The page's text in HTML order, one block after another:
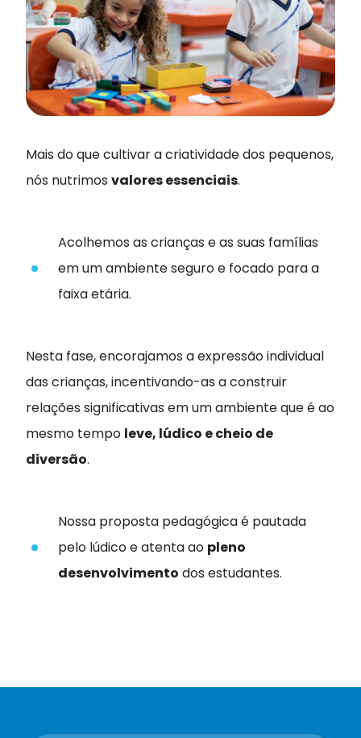
Mais do que cultivar a criatividade dos pequenos,
nós nutrimos valores essenciais.
Acolhemos as crianças e as suas famílias
em um ambiente seguro e focado para a
faixa etária.
Nesta fase, encorajamos a expressão individual
das crianças, incentivando-as a construir
relações significativas em um ambiente que é ao
mesmo tempo leve, lúdico e cheio de
diversão.
Nossa proposta pedagógica é pautada
pelo lúdico e atenta ao pleno
desenvolvimento dos estudantes.